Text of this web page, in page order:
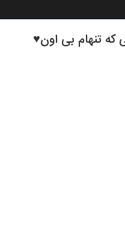
تنهام بی اون♥